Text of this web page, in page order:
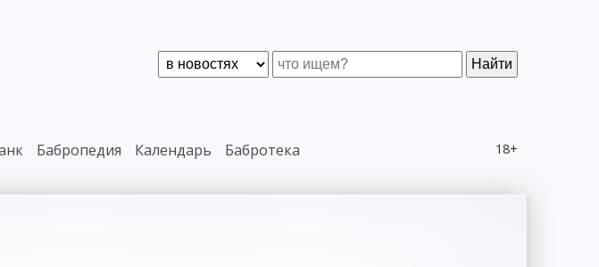
Найти
18+
Бабропедия Календарь Бабротека